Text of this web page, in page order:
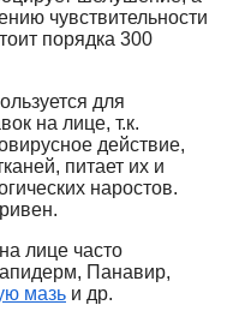
чувствительности
порядка 300
для
на лице, т.к.
действие,
питает их и
наростов.
лице часто
Панавир,
мазь и др.